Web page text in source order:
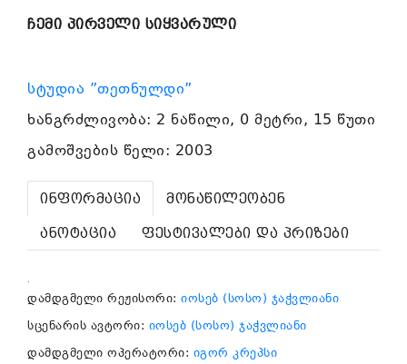
ჩემი პირველი სიყვარული
სტუდია ”თეთნულდი”
ხანგრძლივობა: 2 ნაწილი, 0 მეტრი, 15 წუთი
გამოშვების წელი: 2003
ინფორმაცია
მონაწილეობენ
ანოტაცია
ფესტივალები და პრიზები
.
დამდგმელი რეჟისორი: იოსებ (სოსო) ჯაჭვლიანი
სცენარის ავტორი: იოსებ (სოსო) ჯაჭვლიანი
დამდგმელი ოპერატორი: იგორ კრეპსი